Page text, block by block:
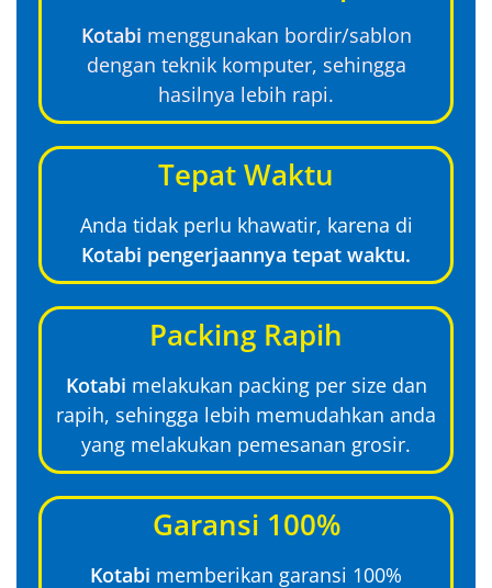
Kotabi menggunakan bordir/sablon
dengan teknik komputer, sehingga
hasilnya lebih rapi.
Tepat Waktu
Anda tidak perlu khawatir, karena di
Kotabi pengerjaannya tepat waktu.
Packing Rapih
Kotabi melakukan packing per size dan
rapih, sehingga lebih memudahkan anda
yang melakukan pemesanan grosir.
Garansi 100%
Kotabi memberikan garansi 100%